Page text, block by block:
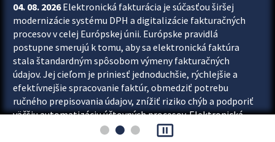
04. 08. 2026Elektronická fakturácia je súčasťou širšej
modernizácie systému DPH a digitalizácie fakturačných
procesov v celej Európskej únii. Európske pravidlá
postupne smerujú k tomu, aby sa elektronická faktúra
stala štandardným spôsobom výmeny fakturačných
údajov. Jej cieľom je priniesť jednoduchšie, rýchlejšie a
efektívnejšie spracovanie faktúr, obmedziť potrebu
ručného prepisovania údajov, znížiť riziko chýb a podporiť
väčšiu automatizáciu účtovných procesov. Elektronická
fakturácia preto nepredstavuje...
pause_presentation